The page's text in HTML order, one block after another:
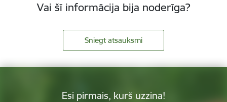
Vai šī informācija bija noderīga?
Sniegt atsauksmi
Esi pirmais, kurš uzzina!